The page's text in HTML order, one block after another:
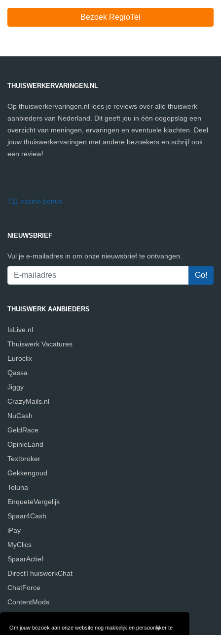
Om jouw bezoek aan onze website nog makkelijk en persoonlijker te
Bezoek RegioTel
THUISWERKERVARINGEN.NL
Op thuiswerkervaringen.nl lees je reviews over alle thuiswerk
aanbieders van Nederland. Dit geeft jou in één oogopslag een
overzicht van meningen, ervaringen en eventuele klachten. Deel
jouw thuiswerkervaringen met andere bezoekers en schrijf ook
een review!
711 casino bonus
NIEUWSBRIEF
Vul je e-mailadres in om onze nieuwsbrief te ontvangen.
THUISWERK AANBIEDERS
IsLive.nl
Thuiswerk Vacatures
Euroclix
Qassa
Jiggy
CrazyMails.nl
NuCash
GeldRace
OpinieLand
Textbroker
Gekkengoud
Toluna
EnqueteVergelijk
Spaar4Cash
iPay
MyClics
SpaarActief
DirectThuiswerkChat
ChatForce
ContentMods